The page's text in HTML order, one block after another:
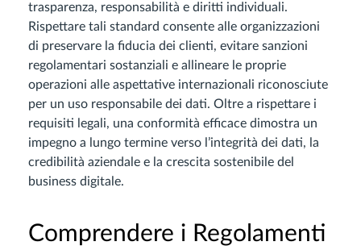
trasparenza, responsabilità e diritti individuali.
Rispettare tali standard consente alle organizzazioni
di preservare la fiducia dei clienti, evitare sanzioni
regolamentari sostanziali e allineare le proprie
operazioni alle aspettative internazionali riconosciute
per un uso responsabile dei dati. Oltre a rispettare i
requisiti legali, una conformità efficace dimostra un
impegno a lungo termine verso l’integrità dei dati, la
credibilità aziendale e la crescita sostenibile del
business digitale.
Comprendere i Regolamenti